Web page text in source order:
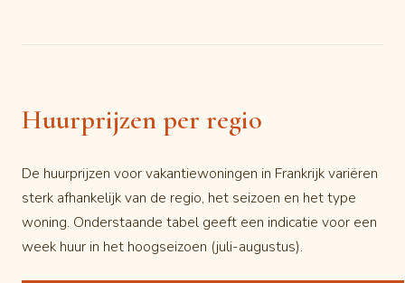
Huurprijzen per regio
De huurprijzen voor vakantiewoningen in Frankrijk variëren
sterk afhankelijk van de regio, het seizoen en het type
woning. Onderstaande tabel geeft een indicatie voor een
week huur in het hoogseizoen (juli-augustus).